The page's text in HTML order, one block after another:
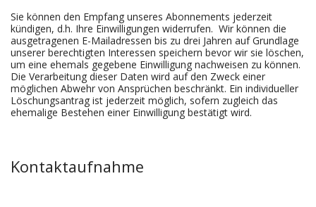
Sie können den Empfang unseres Abonnements jederzeit
kündigen, d.h. Ihre Einwilligungen widerrufen. Wir können die
ausgetragenen E-Mailadressen bis zu drei Jahren auf Grundlage
unserer berechtigten Interessen speichern bevor wir sie löschen,
um eine ehemals gegebene Einwilligung nachweisen zu können.
Die Verarbeitung dieser Daten wird auf den Zweck einer
möglichen Abwehr von Ansprüchen beschränkt. Ein individueller
Löschungsantrag ist jederzeit möglich, sofern zugleich das
ehemalige Bestehen einer Einwilligung bestätigt wird.
Kontaktaufnahme